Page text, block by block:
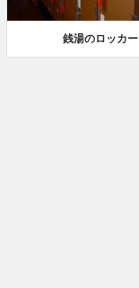
銭湯のロッカー